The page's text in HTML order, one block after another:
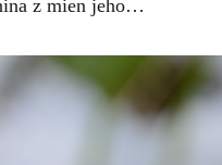
z mien jeho…